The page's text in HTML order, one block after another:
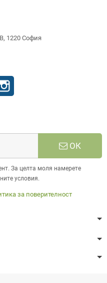
1220 София
ОК
За целта моля намерете
условия.
за поверителност